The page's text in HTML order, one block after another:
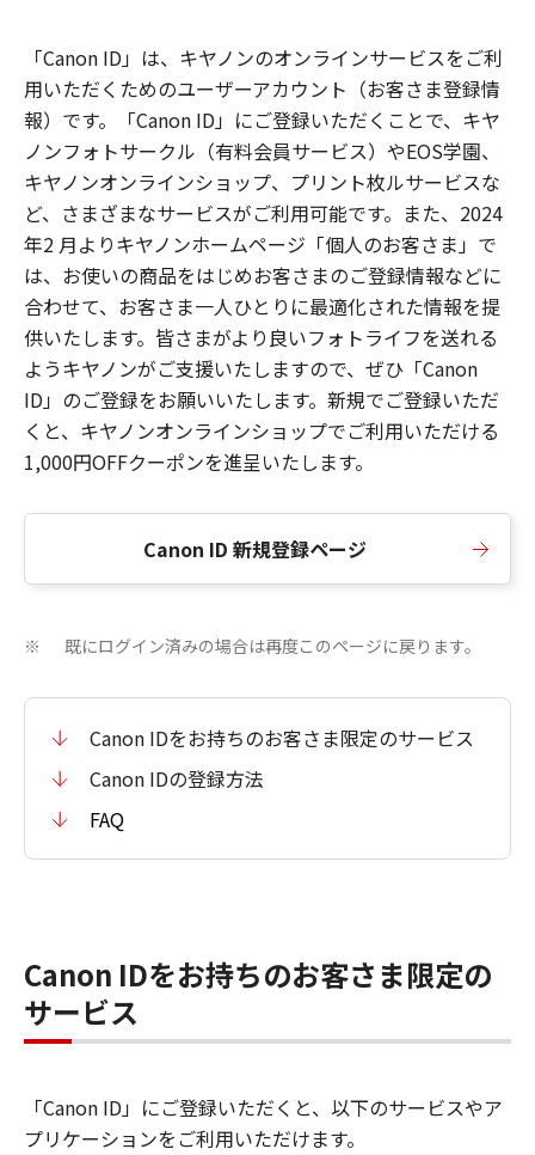
「Canon ID」は、キヤノンのオンラインサービスをご利
用いただくためのユーザーアカウント（お客さま登録情
報）です。「Canon ID」にご登録いただくことで、キヤ
ノンフォトサークル（有料会員サービス）やEOS学園、
キヤノンオンラインショップ、プリント枚ルサービスな
ど、さまざまなサービスがご利用可能です。また、2024
年2 月よりキヤノンホームページ「個人のお客さま」で
は、お使いの商品をはじめお客さまのご登録情報などに
合わせて、お客さま一人ひとりに最適化された情報を提
供いたします。皆さまがより良いフォトライフを送れる
ようキヤノンがご支援いたしますので、ぜひ「Canon
ID」のご登録をお願いいたします。新規でご登録いただ
くと、キヤノンオンラインショップでご利用いただける
1,000円OFFクーポンを進呈いたします。
Canon ID 新規登録ページ
※ 既にログイン済みの場合は再度このページに戻ります。
Canon IDをお持ちのお客さま限定のサービス
Canon IDの登録方法
FAQ
Canon IDをお持ちのお客さま限定の
サービス
「Canon ID」にご登録いただくと、以下のサービスやア
プリケーションをご利用いただけます。